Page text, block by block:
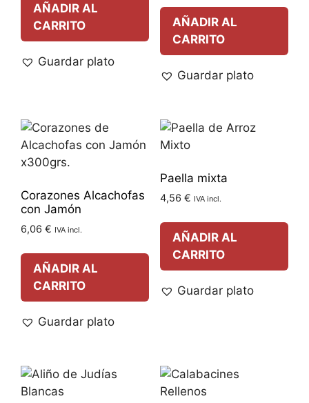
AÑADIR AL
CARRITO
Guardar plato
AÑADIR AL
CARRITO
Guardar plato
Corazones Alcachofas
con Jamón
6,06 € IVA incl.
AÑADIR AL
CARRITO
Guardar plato
Paella mixta
4,56 € IVA incl.
AÑADIR AL
CARRITO
Guardar plato